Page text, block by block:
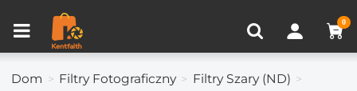
0
Porównanie produktów (0)
Dom Filtry Fotograficzny
Filtry Szary (ND)